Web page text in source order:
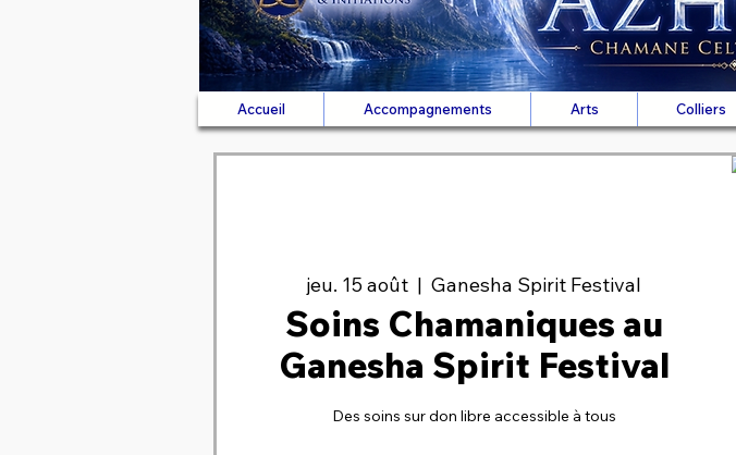
Accueil Accompagnements Arts Colliers
jeu. 15 août
  |
Ganesha Spirit Festival
Soins Chamaniques au
Ganesha Spirit Festival
Des soins sur don libre accessible à tous